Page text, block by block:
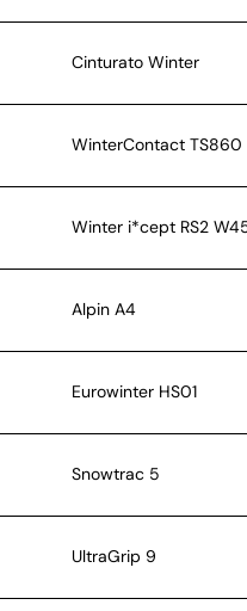
Cinturato Winter
WinterContact TS860
Winter i*cept RS2
Alpin A4
Eurowinter HS01
Snowtrac 5
UltraGrip 9